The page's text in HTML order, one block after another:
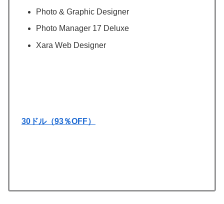
Photo & Graphic Designer
Photo Manager 17 Deluxe
Xara Web Designer
30ドル（93％OFF）